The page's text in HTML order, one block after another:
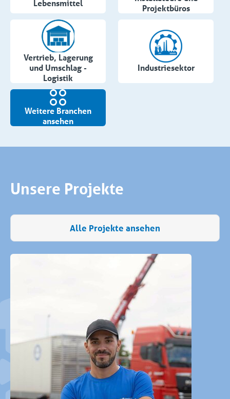
Lebensmittel
Projektbüros
Vertrieb, Lagerung
und Umschlag -
Logistik
Industriesektor
Weitere Branchen
ansehen
Unsere Projekte
Alle Projekte ansehen